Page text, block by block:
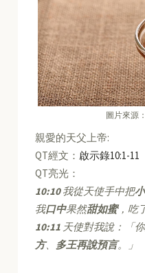
圖片來源
親愛的天父上帝:
QT經文： 啟示錄10:1-11
QT亮光：
10:10我從天使手中把
我口中果然甜如蜜，吃
10:11 天使對我說：「
方、 多王再說預言。」